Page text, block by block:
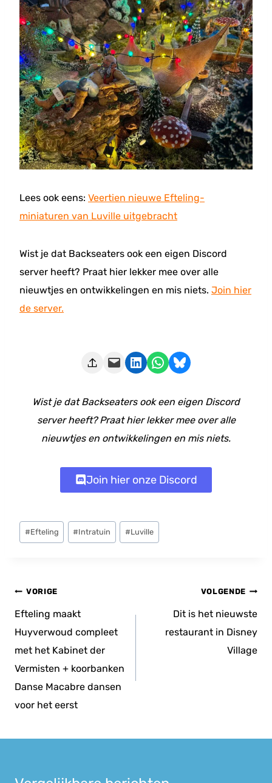
Lees ook eens: Veertien nieuwe Efteling-
miniaturen van Luville uitgebracht
Wist je dat Backseaters ook een eigen Discord
server heeft? Praat hier lekker mee over alle
nieuwtjes en ontwikkelingen en mis niets. Join hier
de server.
Deze pagina e-mailen Delen op LinkedIn Delen via WhatsApp Share on Bluesky
Wist je dat Backseaters ook een eigen Discord
server heeft? Praat hier lekker mee over alle
nieuwtjes en ontwikkelingen en mis niets.
Join hier onze Discord
Bericht
tags:
#Efteling #Intratuin #Luville
Bericht
navigatie
VORIGE
Efteling maakt
Huyverwoud compleet
met het Kabinet der
Vermisten + koorbanken
Danse Macabre dansen
voor het eerst
VOLGENDE
Dit is het nieuwste
restaurant in Disney
Village